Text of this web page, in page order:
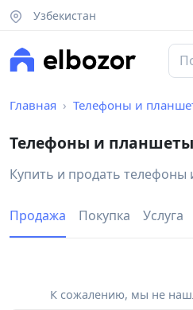
Узбекистан
Главная Телефоны и
Телефоны и
Купить и продать
Продажа Покупка Услуга
К сожалению, мы не